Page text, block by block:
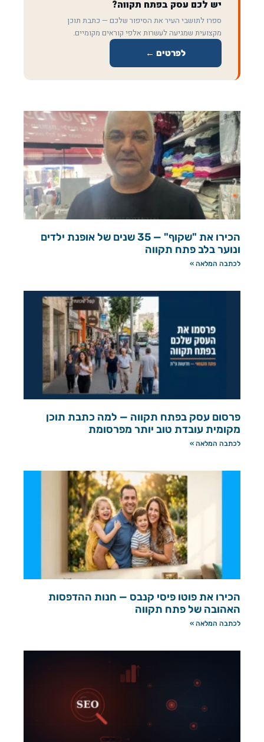
יש לכם עסק בפתח תקווה?
ספרו לתושבי העיר את הסיפור שלכם — כתבת תוכן
מקצועית שמגיעה לעשרות אלפי קוראים מקומיים.
לפרטים ←
הכירו את "שקוף" — 35 שנים של אופנת ילדים
ונוער בלב פתח תקווה
לכתבה המלאה »
פרסום עסק בפתח תקווה — למה כתבת תוכן
מקומית עובדת טוב יותר מפרסומת
לכתבה המלאה »
הכירו את פוטו פיסי קנבס — חנות ההדפסות
האהובה של פתח תקווה
לכתבה המלאה »